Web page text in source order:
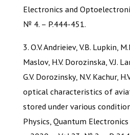
Electronics and
№ 4. – P.444-451.
3. O.V. Andrieiev, V.B. Lupkin,
Maslov, H.V. Dorozinska, V.J.
G.V. Dorozinsky, N.V. Kachur,
optical characteristics of
stored under various
Physics, Quantum